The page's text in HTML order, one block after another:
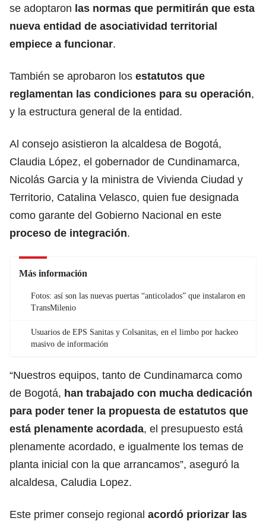
se adoptaron las normas que permitirán que esta
nueva entidad de asociatividad territorial
empiece a funcionar.
También se aprobaron los estatutos que
reglamentan las condiciones para su operación,
y la estructura general de la entidad.
Al consejo asistieron la alcaldesa de Bogotá,
Claudia López, el gobernador de Cundinamarca,
Nicolás Garcia y la ministra de Vivienda Ciudad y
Territorio, Catalina Velasco, quien fue designada
como garante del Gobierno Nacional en este
proceso de integración.
Más información
Fotos: así son las nuevas puertas “anticolados” que instalaron en
TransMilenio
Usuarios de EPS Sanitas y Colsanitas, en el limbo por hackeo
masivo de información
“Nuestros equipos, tanto de Cundinamarca como
de Bogotá, han trabajado con mucha dedicación
para poder tener la propuesta de estatutos que
está plenamente acordada, el presupuesto está
plenamente acordado, e igualmente los temas de
planta inicial con la que arrancamos”, aseguró la
alcaldesa, Caludia Lopez.
Este primer consejo regional acordó priorizar las